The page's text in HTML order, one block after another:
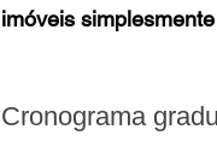
imóveis
Cronograma